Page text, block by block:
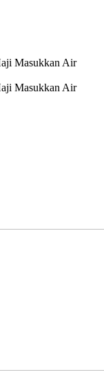
Masukkan Air
Masukkan Air